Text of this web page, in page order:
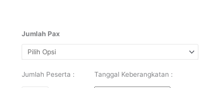
Jumlah Pax
Jumlah Peserta : Tanggal Keberangkatan :